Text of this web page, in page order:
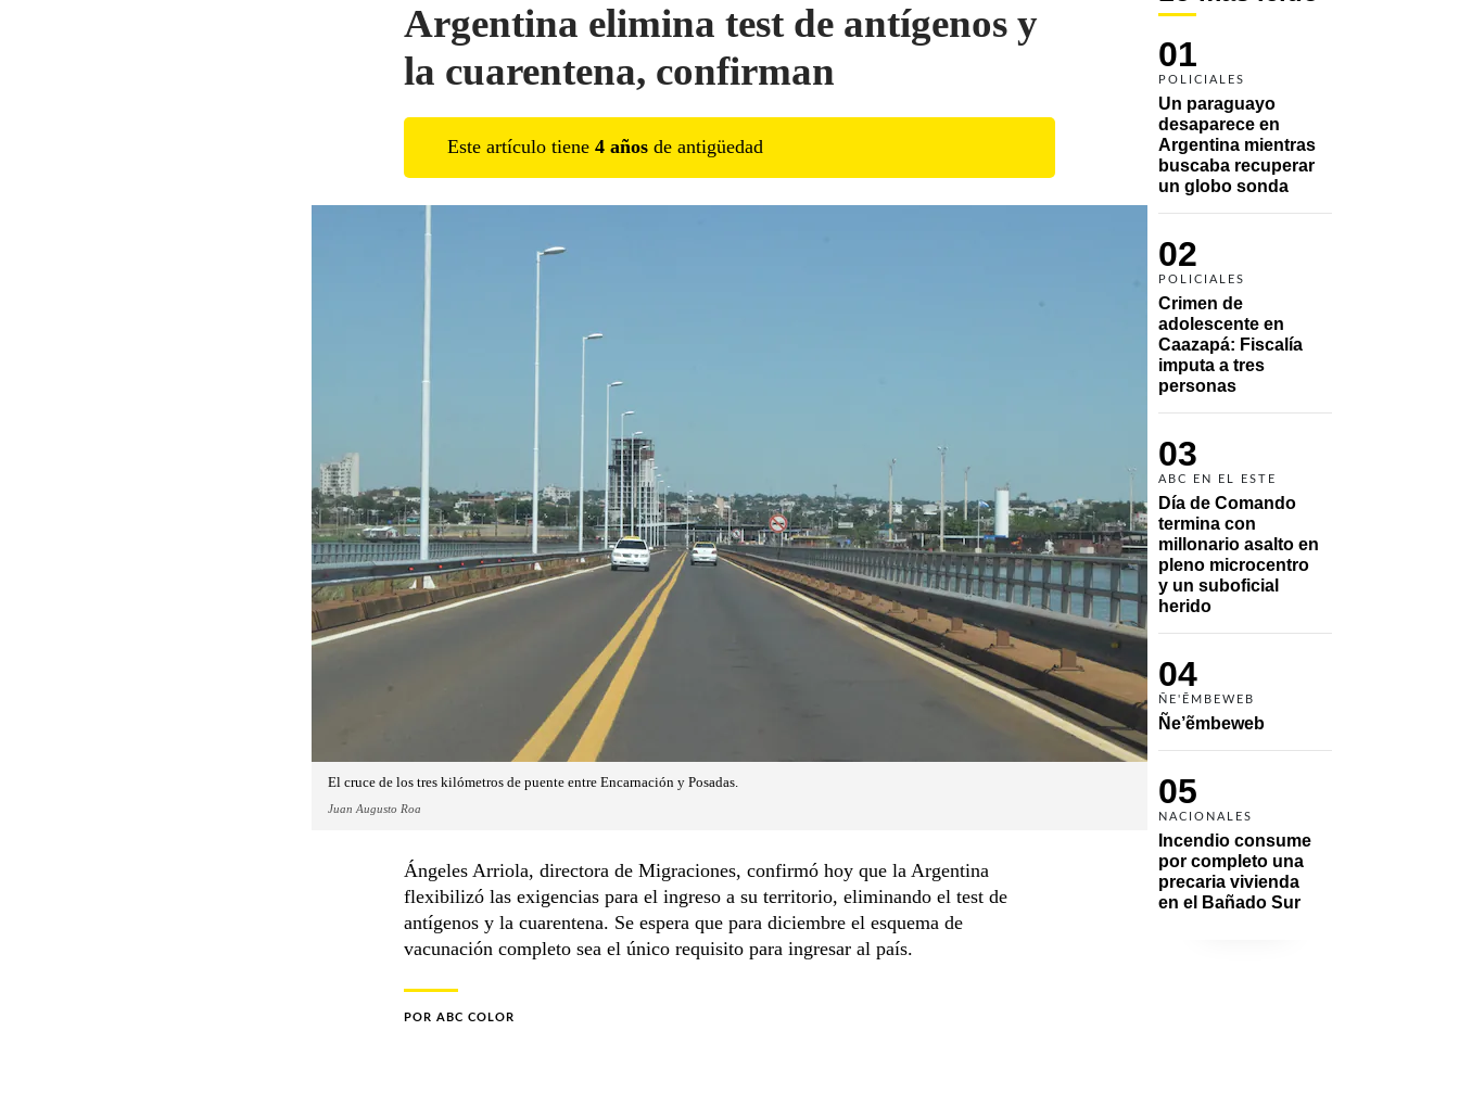
01
POLICIALES
Un paraguayo
desaparece en
Argentina mientras
buscaba recuperar
un globo sonda
02
POLICIALES
Crimen de
adolescente en
Caazapá: Fiscalía
imputa a tres
personas
03
ABC EN EL ESTE
Día de Comando
termina con
millonario asalto en
pleno microcentro
y un suboficial
herido
04
ÑE'ẼMBEWEB
Ñe’ẽmbeweb
05
NACIONALES
Incendio consume
por completo una
precaria vivienda
en el Bañado Sur
Argentina elimina test de antígenos y
la cuarentena, confirman
Este artículo tiene 4 años de antigüedad
El cruce de los tres kilómetros de puente entre Encarnación y Posadas.
Juan Augusto Roa
Ángeles Arriola, directora de Migraciones, confirmó hoy que la Argentina
flexibilizó las exigencias para el ingreso a su territorio, eliminando el test de
antígenos y la cuarentena. Se espera que para diciembre el esquema de
vacunación completo sea el único requisito para ingresar al país.
POR ABC COLOR